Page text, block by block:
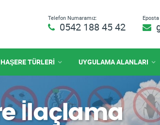
Telefon Numaramız:
0542 188 45 42
HAŞERE TÜRLERİ UYGULAMA ALANLARI
İlaçlama